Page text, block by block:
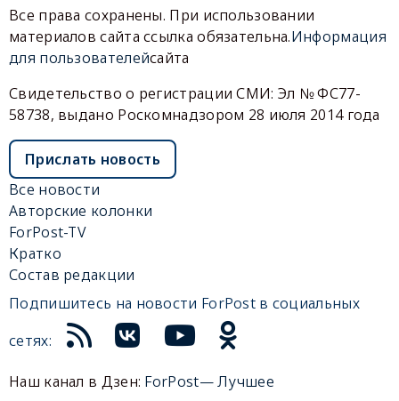
Все права сохранены. При использовании
материалов сайта ссылка обязательна.Информация
для пользователейсайта
Свидетельство о регистрации СМИ: Эл № ФС77-
58738, выдано Роскомнадзором 28 июля 2014 года
Прислать новость
Все новости
Авторские колонки
ForPost-TV
Кратко
Состав редакции
Подпишитесь на новости ForPost в социальных
сетях:
Наш канал в Дзен: ForPost— Лучшее